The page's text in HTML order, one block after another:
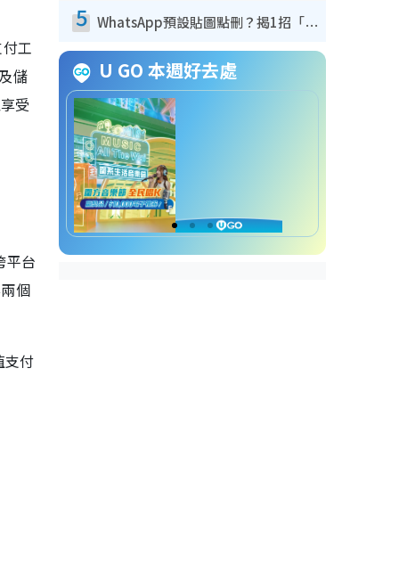
工
儲
受
平台
個
支付
5 WhatsApp預設貼圖點刪？揭1招「反向操作」還原簡潔介面 附3步實測教學
U GO 本週好去處